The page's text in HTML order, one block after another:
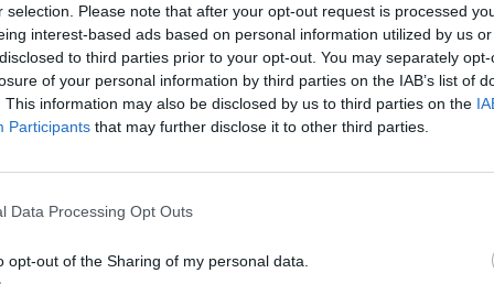
selection. Please note that after your opt-out request is processed
interest-based ads based on personal information utilized by us
to third parties prior to your opt-out. You may separately
of your personal information by third parties on the IAB’s list of
This information may also be disclosed by us to third parties on the
Participants that may further disclose it to other third parties.
Data Processing Opt Outs
opt-out of the Sharing of my personal data.
l’IATA pour les aéroports, les passagers, le fret
avec Singapore Airlines pour le premier
Covid-19 du IATA Travel Pass est un grand pas en
les gens peuvent retourner voyager avec
conditions d’entrée du gouvernement Covid-19.
supplémentairesau cours de la nouvelle
clients de SIA seront parmi les premiers à
par les gouvernements en imposant des tests
grâce à la collaboration aide à préparer le
l’IATA soulignait avoir travaillé avec